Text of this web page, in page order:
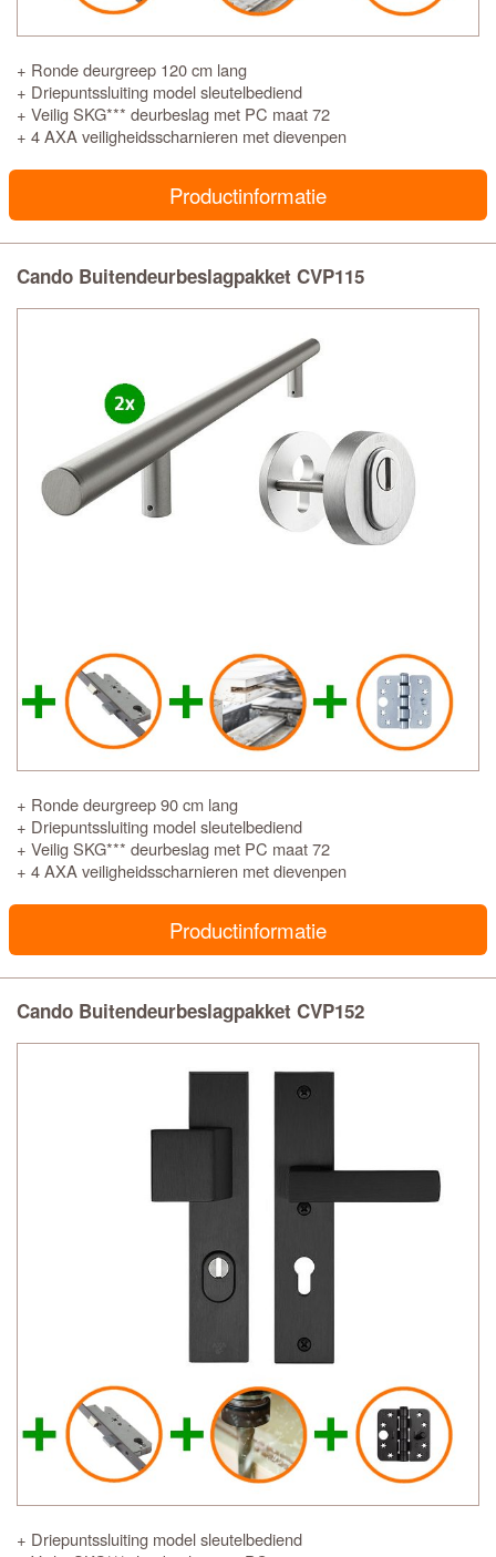
+ Ronde deurgreep 120 cm lang
+ Driepuntssluiting model sleutelbediend
+ Veilig SKG*** deurbeslag met PC maat 72
+ 4 AXA veiligheidsscharnieren met dievenpen
Productinformatie
Cando Buitendeurbeslagpakket CVP115
+ Ronde deurgreep 90 cm lang
+ Driepuntssluiting model sleutelbediend
+ Veilig SKG*** deurbeslag met PC maat 72
+ 4 AXA veiligheidsscharnieren met dievenpen
Productinformatie
Cando Buitendeurbeslagpakket CVP152
+ Driepuntssluiting model sleutelbediend